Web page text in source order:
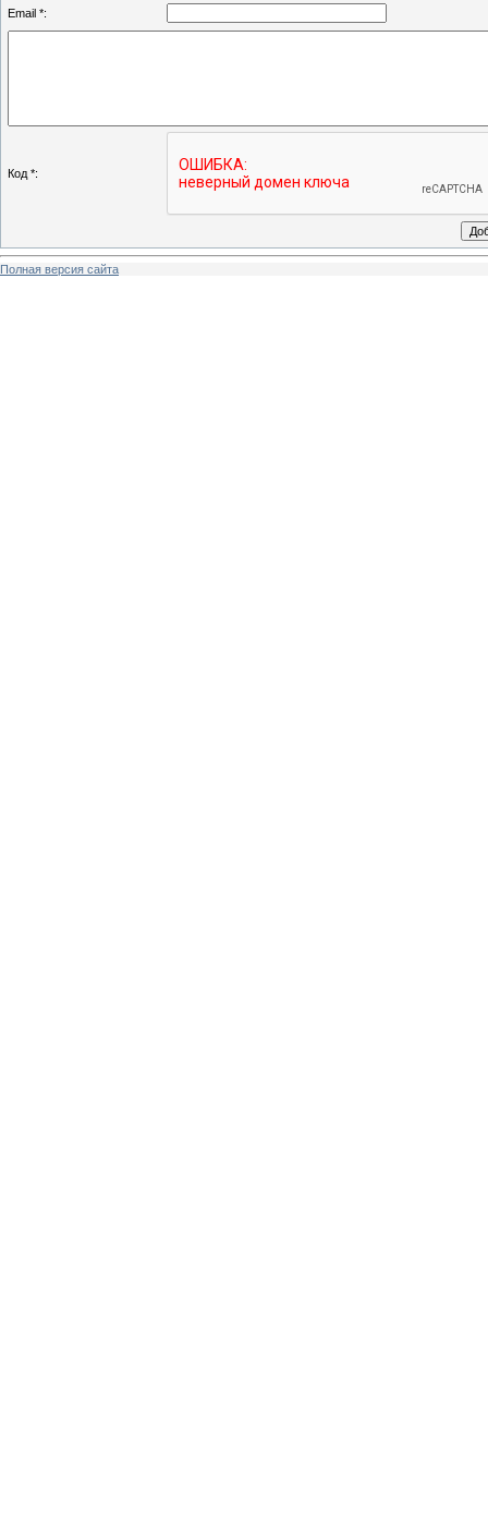
Email *:
Код *:
Полная версия сайта